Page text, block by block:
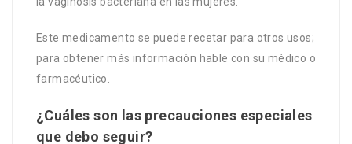
Este medicamento se puede recetar para otros usos;
para obtener más información hable con su médico o
farmacéutico.
¿Cuáles son las precauciones especiales
que debo seguir?